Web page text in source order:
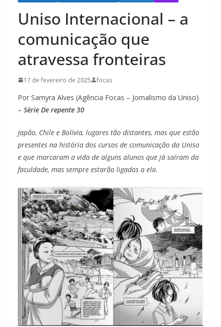
Uniso Internacional – a
comunicação que
atravessa fronteiras
17 de fevereiro de 2025 focas
Por Samyra Alves (Agência Focas – Jornalismo da Uniso)
– Série De repente 30
Japão, Chile e Bolívia, lugares tão distantes, mas que estão
presentes na história dos cursos de comunicação da Uniso
e que marcaram a vida de alguns alunos que já saíram da
faculdade, mas sempre estarão ligados a ela.